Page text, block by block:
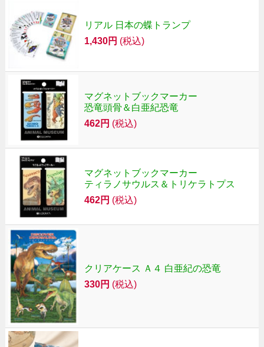
リアル 日本の蝶トランプ
1,430円 (税込)
マグネットブックマーカー
恐竜頭骨＆白亜紀恐竜
462円 (税込)
マグネットブックマーカー
ティラノサウルス＆トリケラトプス
462円 (税込)
クリアケース Ａ４ 白亜紀の恐竜
330円 (税込)